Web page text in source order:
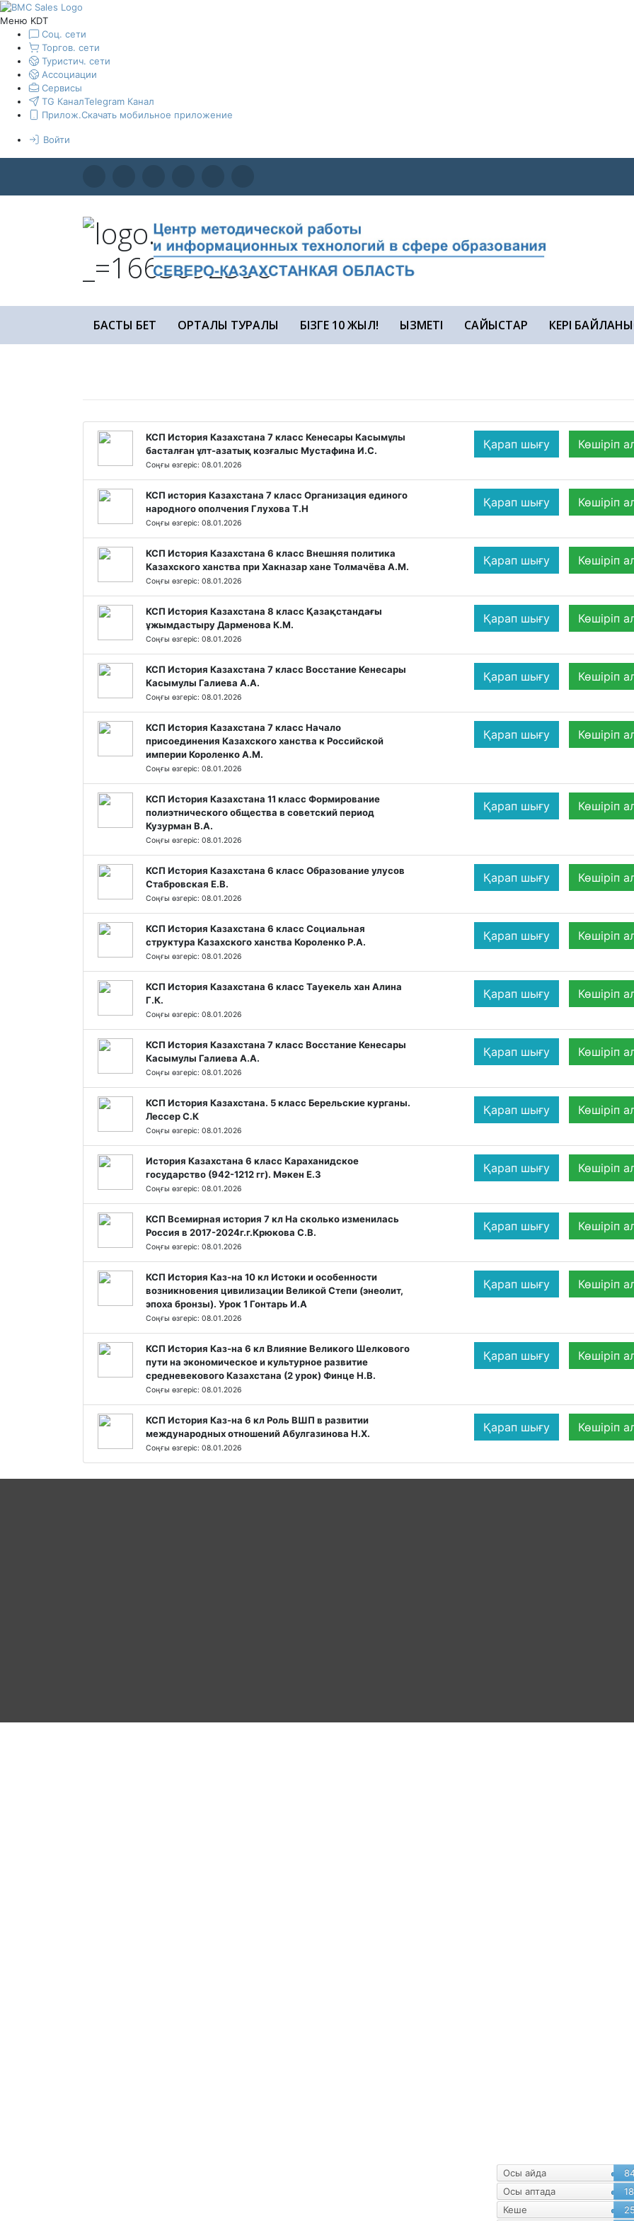
Меню KDT
Соц. сети
Торгов. сети
Туристич. сети
Ассоциации
Сервисы
TG КаналTelegram Канал
Прилож.Скачать мобильное приложение
Войти
БАСТЫ БЕТ ОРТАЛЫҚ ТУРАЛЫ БІЗГЕ 10 ЖЫЛ! ҚЫЗМЕТІ САЙЫСТАР КЕРІ
КСП История Казахстана 7 класс Кенесары Касымұлы
басталған ұлт-азатық козғалыс Мустафина И.С.
Соңғы өзгеріс: 08.01.2026
Қарап шығу Көшіріп
КСП история Казахстана 7 класс Организация единого
народного ополчения Глухова Т.Н
Соңғы өзгеріс: 08.01.2026
Қарап шығу Көшіріп
КСП История Казахстана 6 класс Внешняя политика
Казахского ханства при Хакназар хане Толмачёва А.М.
Соңғы өзгеріс: 08.01.2026
Қарап шығу Көшіріп
КСП История Казахстана 8 класс Қазақстандағы
ұжымдастыру Дарменова К.М.
Соңғы өзгеріс: 08.01.2026
Қарап шығу Көшіріп
КСП История Казахстана 7 класс Восстание Кенесары
Касымулы Галиева А.А.
Соңғы өзгеріс: 08.01.2026
Қарап шығу Көшіріп
КСП История Казахстана 7 класс Начало
присоединения Казахского ханства к Российской
империи Короленко А.М.
Соңғы өзгеріс: 08.01.2026
Қарап шығу Көшіріп
КСП История Казахстана 11 класс Формирование
полиэтнического общества в советский период
Кузурман В.А.
Соңғы өзгеріс: 08.01.2026
Қарап шығу Көшіріп
КСП История Казахстана 6 класс Образование улусов
Стабровская Е.В.
Соңғы өзгеріс: 08.01.2026
Қарап шығу Көшіріп
КСП История Казахстана 6 класс Социальная
структура Казахского ханства Короленко Р.А.
Соңғы өзгеріс: 08.01.2026
Қарап шығу Көшіріп
КСП История Казахстана 6 класс Тауекель хан Алина
Г.К.
Соңғы өзгеріс: 08.01.2026
Қарап шығу Көшіріп
КСП История Казахстана 7 класс Восстание Кенесары
Касымулы Галиева А.А.
Соңғы өзгеріс: 08.01.2026
Қарап шығу Көшіріп
КСП История Казахстана. 5 класс Берельские курганы.
Лессер С.К
Соңғы өзгеріс: 08.01.2026
Қарап шығу Көшіріп
История Казахстана 6 класс Караханидское
государство (942-1212 гг). Мәкен Е.З
Соңғы өзгеріс: 08.01.2026
Қарап шығу Көшіріп
КСП Всемирная история 7 кл На сколько изменилась
Россия в 2017-2024г.г.Крюкова С.В.
Соңғы өзгеріс: 08.01.2026
Қарап шығу Көшіріп
КСП История Каз-на 10 кл Истоки и особенности
возникновения цивилизации Великой Степи (энеолит,
эпоха бронзы). Урок 1 Гонтарь И.А
Соңғы өзгеріс: 08.01.2026
Қарап шығу Көшіріп
КСП История Каз-на 6 кл Влияние Великого Шелкового
пути на экономическое и культурное развитие
средневекового Казахстана (2 урок) Финце Н.В.
Соңғы өзгеріс: 08.01.2026
Қарап шығу Көшіріп
КСП История Каз-на 6 кл Роль ВШП в развитии
международных отношений Абулгазинова Н.Х.
Соңғы өзгеріс: 08.01.2026
Қарап шығу Көшіріп
Осы айда
Осы аптада
Кеше
25